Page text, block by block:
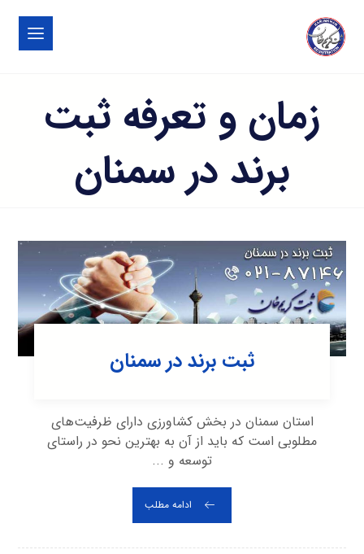
زمان و تعرفه ثبت
برند در سمنان
ثبت برند در سمنان
استان سمنان در بخش کشاورزی دارای ظرفیت‌های
مطلوبی است که باید از آن به بهترین نحو در راستای
توسعه و ...
ادامه مطلب